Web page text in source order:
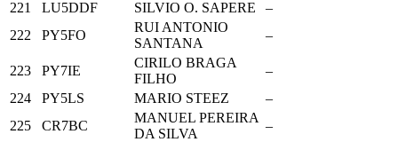
221
LU5DDF SILVIO O. SAPERE
–
222
PY5FO
RUI ANTONIO
SANTANA
–
223 PY7IE
CIRILO BRAGA
FILHO
–
224
PY5LS MARIO STEEZ
–
225
CR7BC
MANUEL PEREIRA
DA SILVA
–